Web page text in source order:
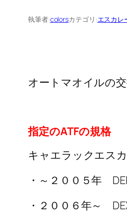
執筆者:colorsカテゴリ:エスカレ
オートマオイルの
指定のATFの規格
キャエラックエス
・～２００５年
・２００６年～